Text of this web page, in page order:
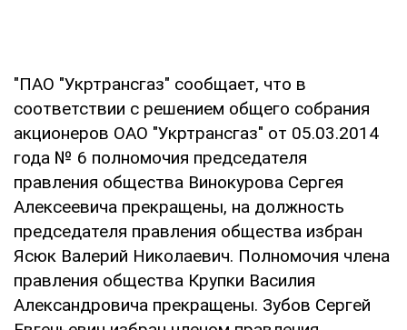
"ПАО "Укртрансгаз" сообщает, что в
соответствии с решением общего собрания
акционеров ОАО "Укртрансгаз" от 05.03.2014
года № 6 полномочия председателя
правления общества Винокурова Сергея
Алексеевича прекращены, на должность
председателя правления общества избран
Ясюк Валерий Николаевич. Полномочия члена
правления общества Крупки Василия
Александровича прекращены. Зубов Сергей